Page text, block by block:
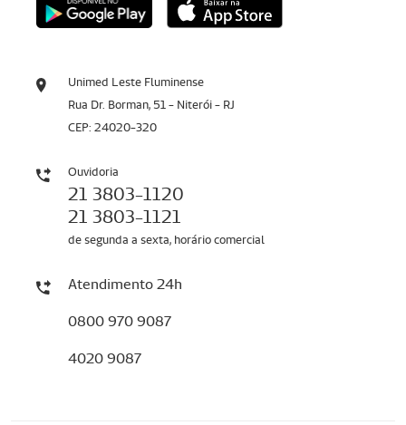
Unimed Leste Fluminense
Rua Dr. Borman, 51 - Niterói - RJ
CEP: 24020-320
Ouvidoria
21 3803-1120
21 3803-1121
de segunda a sexta, horário comercial
Atendimento 24h
0800 970 9087
4020 9087